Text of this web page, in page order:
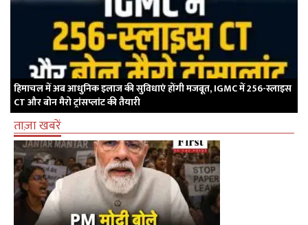
हिमाचल में अब आधुनिक इलाज की सुविधाएं होंगी मजबूत, IGMC में 256-स्लाइस
CT और बोन मैरो ट्रांसप्लांट की तैयारी
ताज़ा खबरें